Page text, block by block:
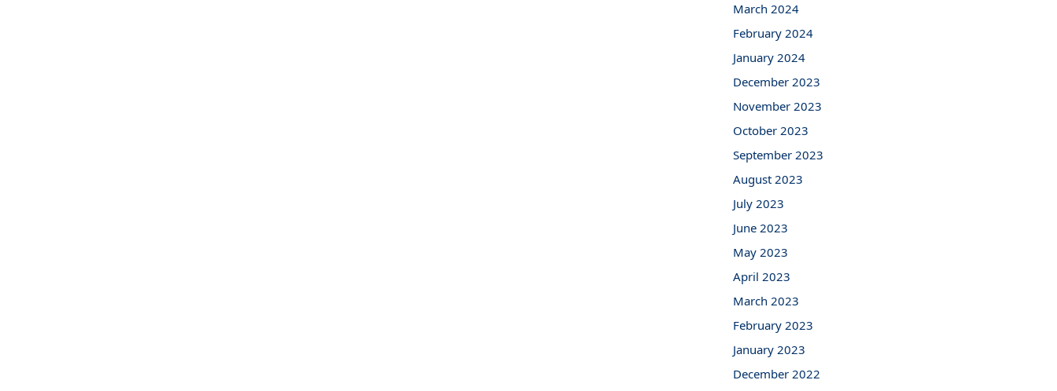
March 2024
February 2024
January 2024
December 2023
November 2023
October 2023
September 2023
August 2023
July 2023
June 2023
May 2023
April 2023
March 2023
February 2023
January 2023
December 2022